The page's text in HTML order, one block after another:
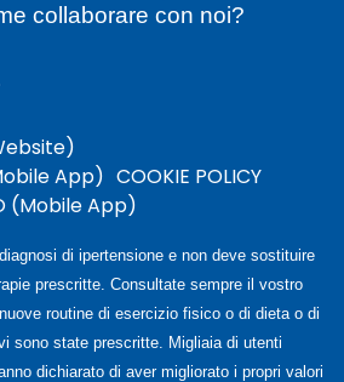
collaborare con noi?
App) COOKIE POLICY
(Mobile App)
di ipertensione e non deve sostituire
prescritte. Consultate sempre il vostro
routine di esercizio fisico o di dieta o di
sono state prescritte. Migliaia di utenti
dichiarato di aver migliorato i propri valori